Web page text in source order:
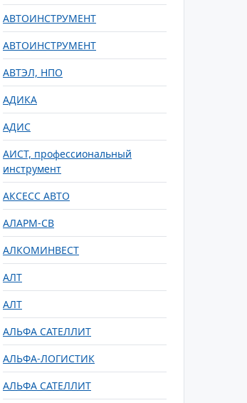
АВТОИНСТРУМЕНТ
АВТОИНСТРУМЕНТ
АВТЭЛ, НПО
АДИКА
АДИС
АИСТ, профессиональный
инструмент
АКСЕСС АВТО
АЛАРМ-СВ
АЛКОМИНВЕСТ
АЛТ
АЛТ
АЛЬФА САТЕЛЛИТ
АЛЬФА-ЛОГИСТИК
АЛЬФА САТЕЛЛИТ